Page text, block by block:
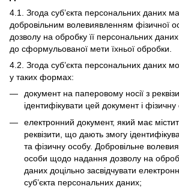
4.1. Згода суб’єкта персональних даних
добровільним волевиявленням фізичної
дозволу на обробку її персональних даних
до сформульованої мети їхньої обробки.
4.2. Згода суб’єкта персональних даних
у таких формах:
документ на паперовому носії з
ідентифікувати цей документ і фізичну
електронний документ, який має
реквізити, що дають змогу
та фізичну особу. Добровільне
особи щодо надання дозволу на
даних доцільно засвідчувати
суб’єкта персональних даних;